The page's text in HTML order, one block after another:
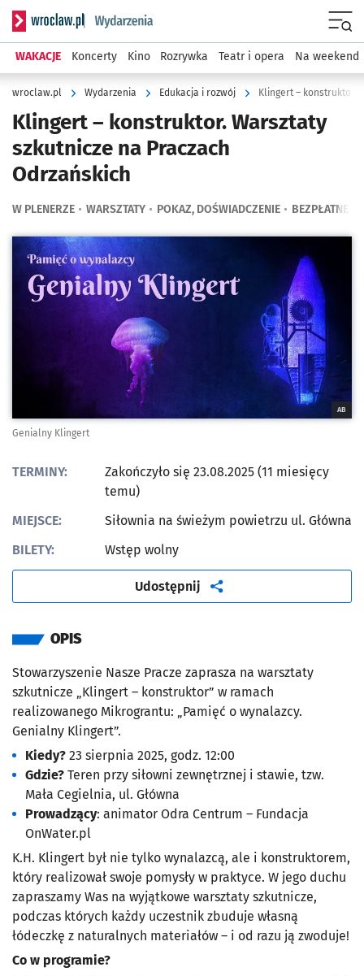
Serwis informacyjny wroclaw.pl podserwis: Wydarzenia
WAKACJE Koncerty Kino Rozrywka Teatr i opera Na weekend
wroclaw.pl Wydarzenia Edukacja i rozwój Klingert – konstruktor.
Klingert – konstruktor. Warsztaty
szkutnicze na Praczach
Odrzańskich
W PLENERZE WARSZTATY POKAZ, DOŚWIADCZENIE BEZPŁATNE
Kliknij, aby powiększyć
AB
Genialny Klingert
TERMINY:
Zakończyło się 23.08.2025 (11 miesięcy
temu)
MIEJSCE:
Siłownia na świeżym powietrzu ul. Główna
BILETY:
Wstęp wolny
Udostępnij artykuł
OPIS
Stowarzyszenie Nasze Pracze zaprasza na warsztaty
szkutnicze „Klingert – konstruktor” w ramach
realizowanego Mikrograntu: „Pamięć o wynalazcy.
Genialny Klingert”.
Kiedy? 23 sierpnia 2025, godz. 12:00
Gdzie? Teren przy siłowni zewnętrznej i stawie, tzw.
Mała Cegielnia, ul. Główna
Prowadzący: animator Odra Centrum – Fundacja
OnWater.pl
K.H. Klingert był nie tylko wynalazcą, ale i konstruktorem,
który realizował swoje pomysły w praktyce. W jego duchu
zapraszamy Was na wyjątkowe warsztaty szkutnicze,
podczas których każdy uczestnik zbuduje własną
łódeczkę z naturalnych materiałów – i od razu ją zwoduje!
Co w programie?